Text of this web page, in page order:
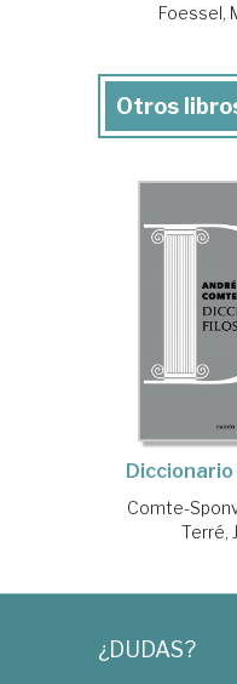
Foessel,
Otros
Comte-
Terré,
¿DUDAS?